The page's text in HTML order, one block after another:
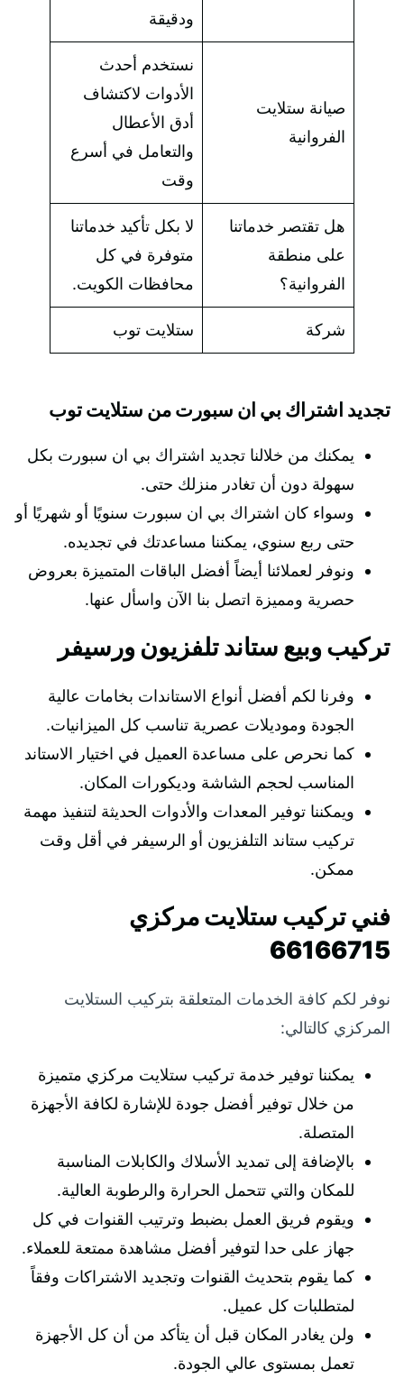
ودقيقة
صيانة ستلايت
الفروانية
نستخدم أحدث
الأدوات لاكتشاف
أدق الأعطال
والتعامل في أسرع
وقت
هل تقتصر خدماتنا
على منطقة
الفروانية؟
لا بكل تأكيد خدماتنا
متوفرة في كل
محافظات الكويت.
شركة ستلايت توب
تجديد اشتراك بي ان سبورت من ستلايت توب
يمكنك من خلالنا تجديد اشتراك بي ان سبورت بكل
سهولة دون أن تغادر منزلك حتى.
وسواء كان اشتراك بي ان سبورت سنويًا أو شهريًا أو
حتى ربع سنوي، يمكننا مساعدتك في تجديده.
ونوفر لعملائنا أيضاً أفضل الباقات المتميزة بعروض
حصرية ومميزة اتصل بنا الآن واسأل عنها.
تركيب وبيع ستاند تلفزيون ورسيفر
وفرنا لكم أفضل أنواع الاستاندات بخامات عالية
الجودة وموديلات عصرية تناسب كل الميزانيات.
كما نحرص على مساعدة العميل في اختيار الاستاند
المناسب لحجم الشاشة وديكورات المكان.
ويمكننا توفير المعدات والأدوات الحديثة لتنفيذ مهمة
تركيب ستاند التلفزيون أو الرسيفر في أقل وقت
ممكن.
فني تركيب ستلايت مركزي
66166715
نوفر لكم كافة الخدمات المتعلقة بتركيب الستلايت
المركزي كالتالي:
يمكننا توفير خدمة تركيب ستلايت مركزي متميزة
من خلال توفير أفضل جودة للإشارة لكافة الأجهزة
المتصلة.
بالإضافة إلى تمديد الأسلاك والكابلات المناسبة
للمكان والتي تتحمل الحرارة والرطوبة العالية.
ويقوم فريق العمل بضبط وترتيب القنوات في كل
جهاز على حدا لتوفير أفضل مشاهدة ممتعة للعملاء.
كما يقوم بتحديث القنوات وتجديد الاشتراكات وفقاً
لمتطلبات كل عميل.
ولن يغادر المكان قبل أن يتأكد من أن كل الأجهزة
تعمل بمستوى عالي الجودة.